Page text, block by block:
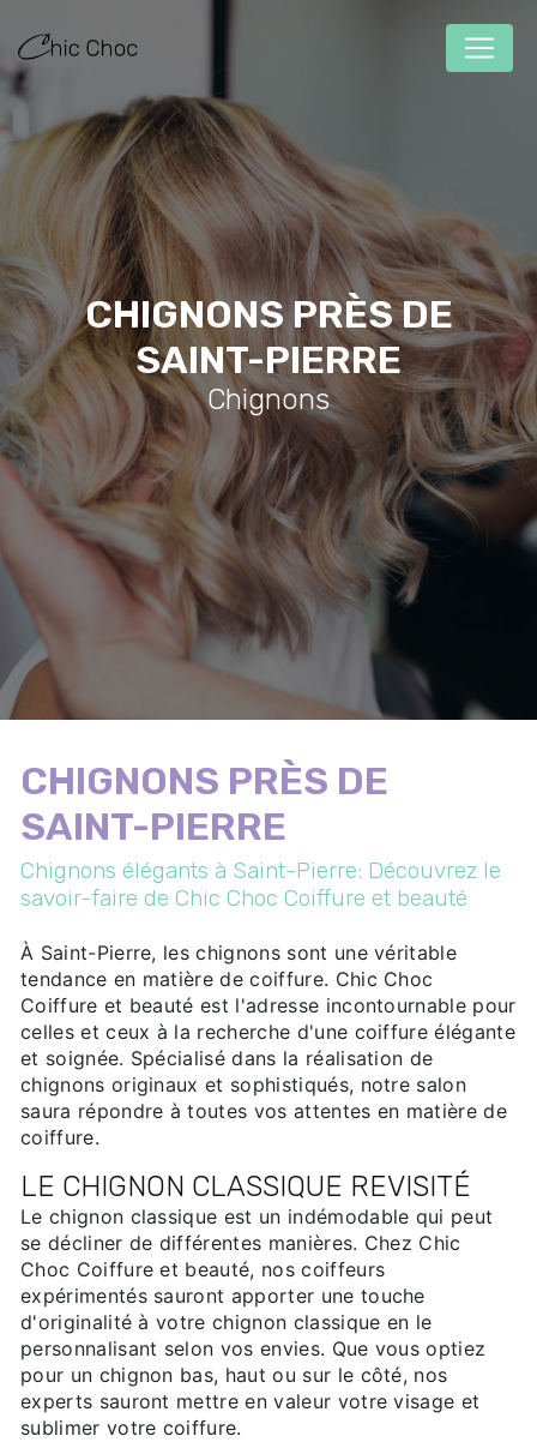
CHIGNONS PRÈS DE
SAINT-PIERRE
Chignons
CHIGNONS PRÈS DE
SAINT-PIERRE
Chignons élégants à Saint-Pierre: Découvrez le
savoir-faire de Chic Choc Coiffure et beauté
À Saint-Pierre, les chignons sont une véritable
tendance en matière de coiffure. Chic Choc
Coiffure et beauté est l'adresse incontournable pour
celles et ceux à la recherche d'une coiffure élégante
et soignée. Spécialisé dans la réalisation de
chignons originaux et sophistiqués, notre salon
saura répondre à toutes vos attentes en matière de
coiffure.
LE CHIGNON CLASSIQUE REVISITÉ
Le chignon classique est un indémodable qui peut
se décliner de différentes manières. Chez Chic
Choc Coiffure et beauté, nos coiffeurs
expérimentés sauront apporter une touche
d'originalité à votre chignon classique en le
personnalisant selon vos envies. Que vous optiez
pour un chignon bas, haut ou sur le côté, nos
experts sauront mettre en valeur votre visage et
sublimer votre coiffure.